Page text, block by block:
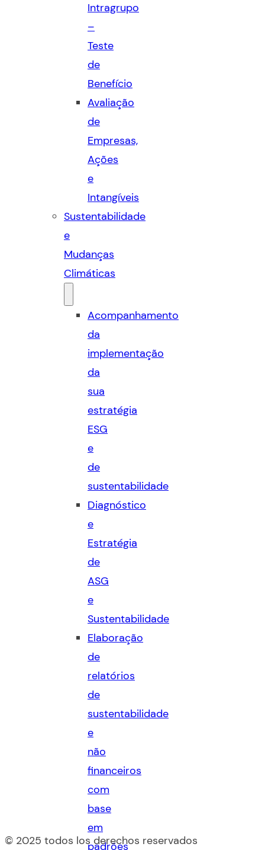
Intragrupo
–
Teste
de
Benefício
Avaliação
de
Empresas,
Ações
e
Intangíveis
Sustentabilidade
e
Mudanças
Climáticas
Acompanhamento
da
implementação
da
sua
estratégia
ESG
e
de
sustentabilidade
Diagnóstico
e
Estratégia
de
ASG
e
Sustentabilidade
Elaboração
de
relatórios
de
sustentabilidade
e
não
financeiros
com
base
em
padrões
© 2025 todos los derechos reservados